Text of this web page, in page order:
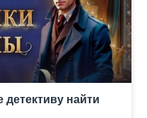
найти